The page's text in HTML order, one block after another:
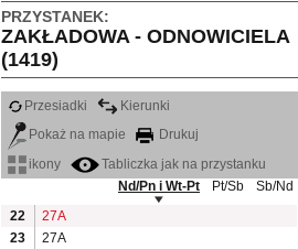
PRZYSTANEK:
ZAKŁADOWA - ODNOWICIELA
(1419)
Przesiadki
Kierunki
Pokaż na mapie
Drukuj
ikony
Tabliczka jak na przystanku
Nd/Pn i Wt-Pt
Pt/Sb
Sb/Nd
22
27A
23
27A